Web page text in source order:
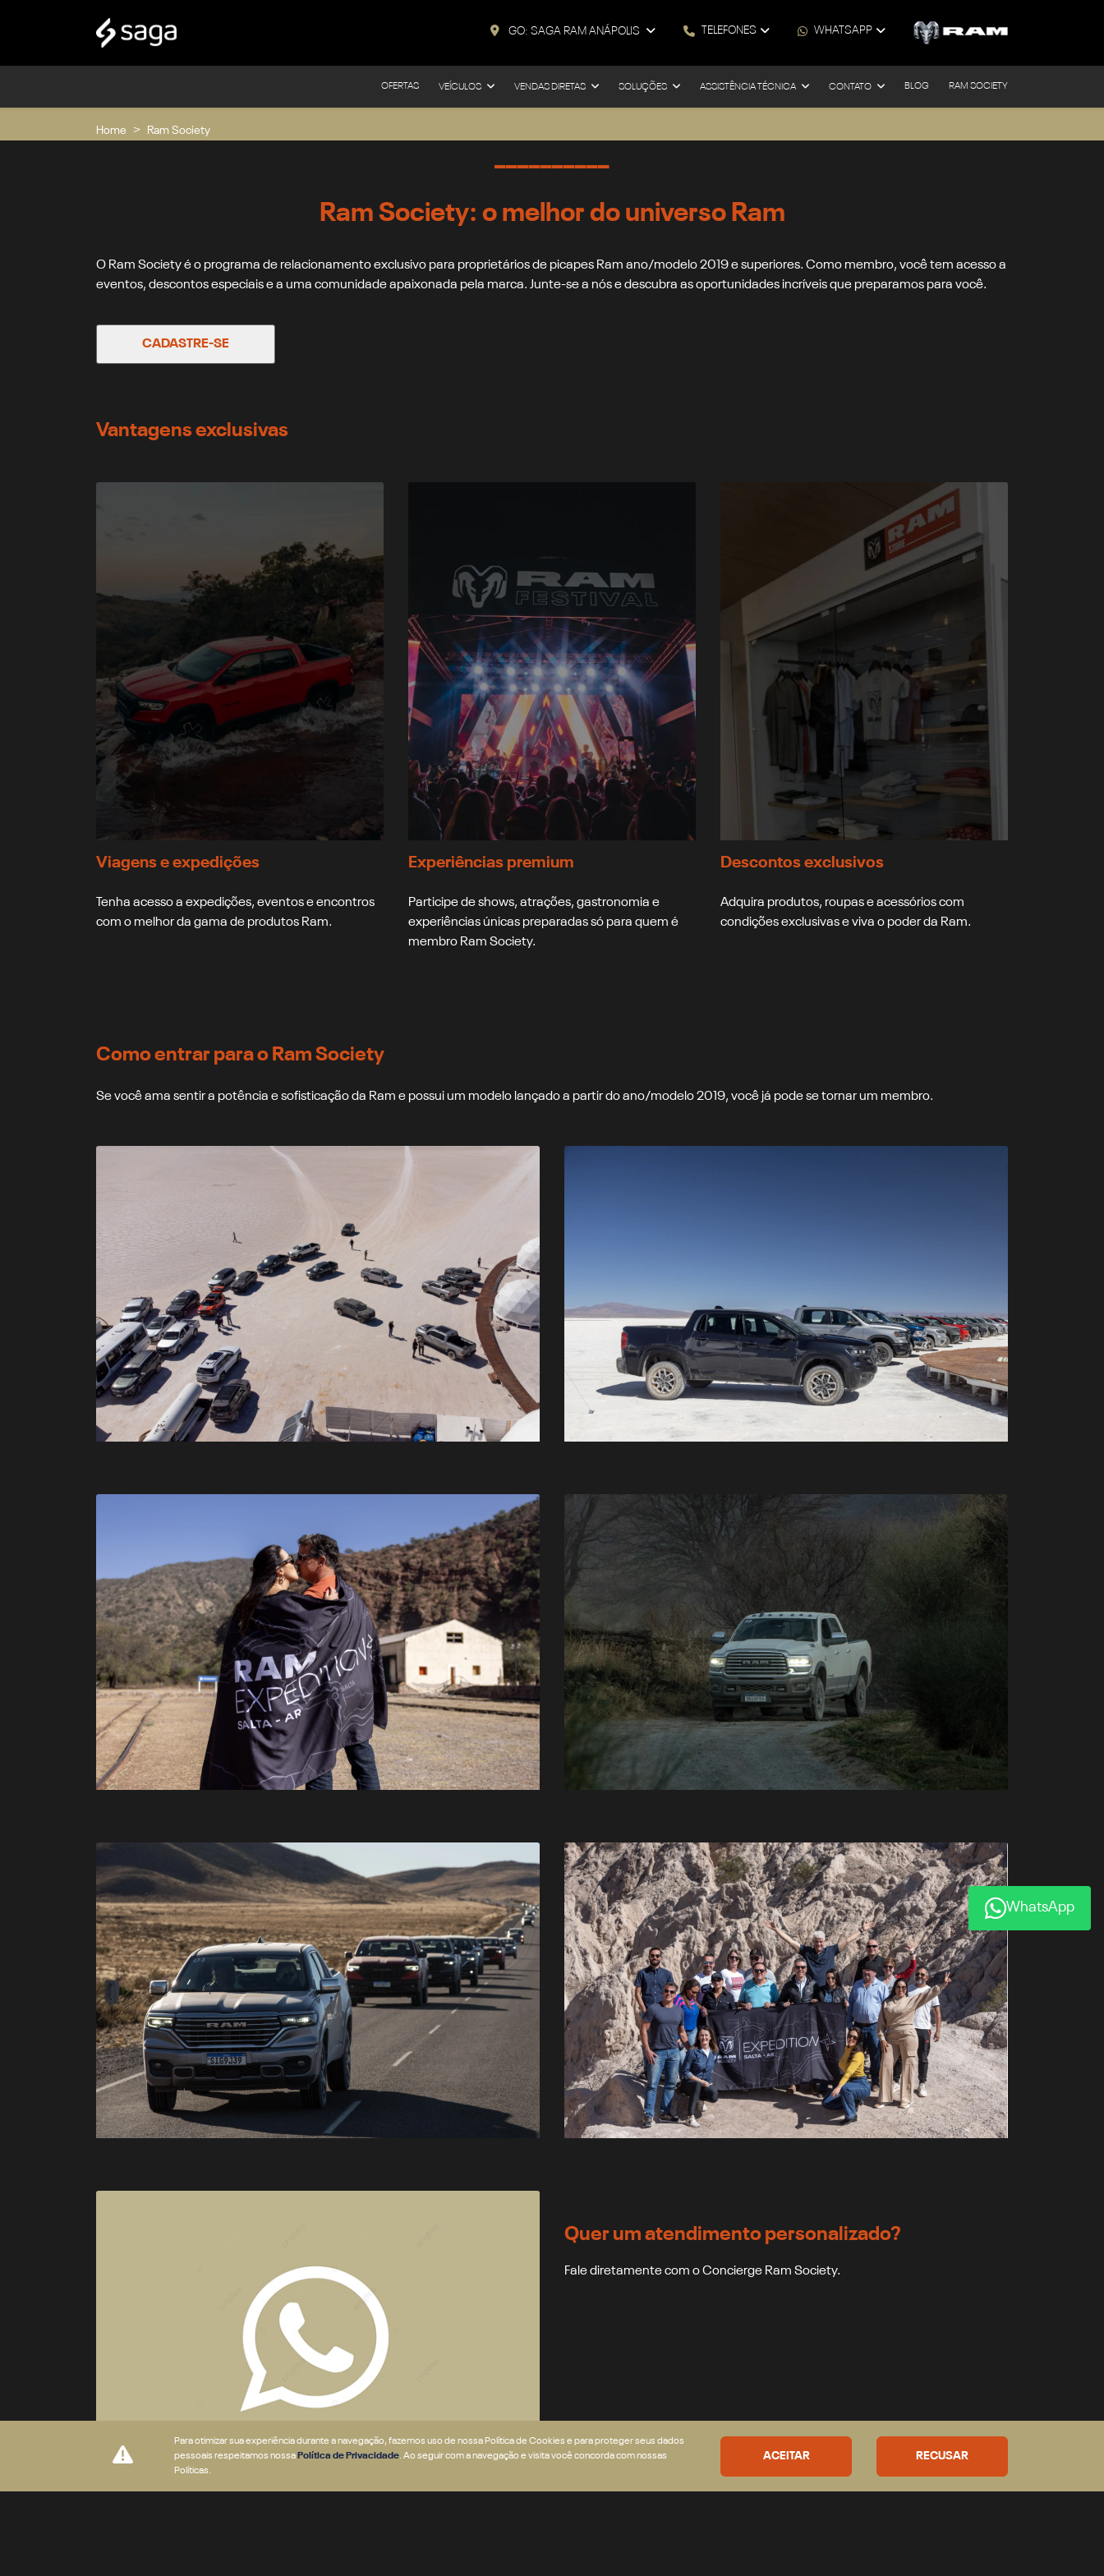
GO: SAGA RAM ANÁPOLIS TELEFONES WHATSAPP
OFERTAS VEÍCULOS VENDAS DIRETAS SOLUÇÕES ASSISTÊNCIA TÉCNICA CONTATO BLOG RAM SOCIETY
Home Ram Society
Ram Society: o melhor do universo Ram
O Ram Society é o programa de relacionamento exclusivo para proprietários de picapes Ram ano/modelo 2019 e superiores. Como membro, você tem acesso a
eventos, descontos especiais e a uma comunidade apaixonada pela marca. Junte-se a nós e descubra as oportunidades incríveis que preparamos para você.
CADASTRE-SE
Vantagens exclusivas
Viagens e expedições
Tenha acesso a expedições, eventos e encontros
com o melhor da gama de produtos Ram.
Experiências premium
Participe de shows, atrações, gastronomia e
experiências únicas preparadas só para quem é
membro Ram Society.
Descontos exclusivos
Adquira produtos, roupas e acessórios com
condições exclusivas e viva o poder da Ram.
Como entrar para o Ram Society
Se você ama sentir a potência e sofisticação da Ram e possui um modelo lançado a partir do ano/modelo 2019, você já pode se tornar um membro.
Quer um atendimento personalizado?
Fale diretamente com o Concierge Ram Society.
WhatsApp
Para otimizar sua experiência durante a navegação, fazemos uso de nossa Política de Cookies e para proteger seus dados
pessoais respeitamos nossa Política de Privacidade. Ao seguir com a navegação e visita você concorda com nossas
Políticas.
ACEITAR RECUSAR